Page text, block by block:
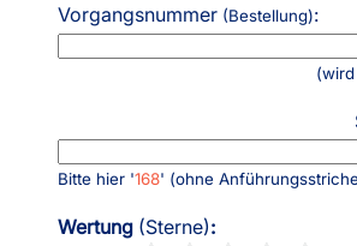
Vorgangsnummer (Bestellung):
Bitte hier '168' (ohne
Wertung (Sterne):